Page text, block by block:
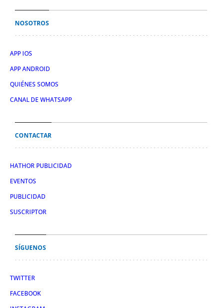
NOSOTROS
APP IOS
APP ANDROID
QUIÉNES SOMOS
CANAL DE WHATSAPP
CONTACTAR
HATHOR PUBLICIDAD
EVENTOS
PUBLICIDAD
SUSCRIPTOR
SÍGUENOS
TWITTER
FACEBOOK